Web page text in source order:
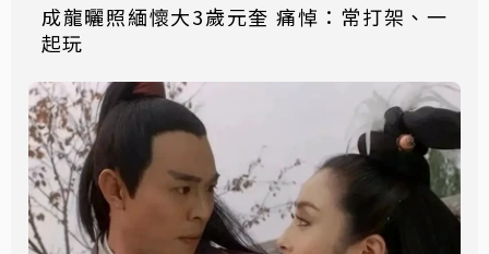
成龍曬照緬懷大3歲元奎 痛悼：常打架、一
起玩